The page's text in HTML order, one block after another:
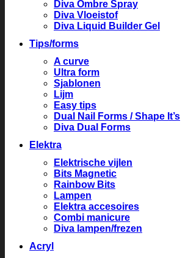
Diva Ombre Spray
Diva Vloeistof
Diva Liquid Builder Gel
Tips/forms
A curve
Ultra form
Sjablonen
Lijm
Easy tips
Dual Nail Forms / Shape It’s
Diva Dual Forms
Elektra
Elektrische vijlen
Bits Magnetic
Rainbow Bits
Lampen
Elektra accesoires
Combi manicure
Diva lampen/frezen
Acryl